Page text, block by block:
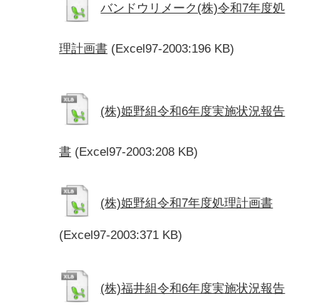
バンドウリメーク(株)令和7年度処
理計画書 (Excel97-2003:196 KB)
(株)姫野組令和6年度実施状況報告
書 (Excel97-2003:208 KB)
(株)姫野組令和7年度処理計画書
(Excel97-2003:371 KB)
(株)福井組令和6年度実施状況報告